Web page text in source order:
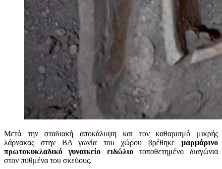
Mετά την σταδιακή αποκάλυψη και τον καθαρισμό μικρής
λάρνακας στην ΒΔ γωνία του χώρου βρέθηκε μαρμάρινο
πρωτοκυκλαδικό γυναικείο ειδώλιοτοποθετημένο διαγώνια
στον πυθμένα του σκεύους.